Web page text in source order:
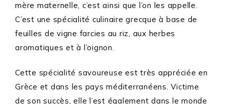
mère maternelle, c’est ainsi que l’on les appelle.
C’est une spécialité culinaire grecque à base de
feuilles de vigne farcies au riz, aux herbes
aromatiques et à l’oignon.
Cette spécialité savoureuse est très appréciée en
Grèce et dans les pays méditerranéens. Victime
de son succès, elle l’est également dans le monde